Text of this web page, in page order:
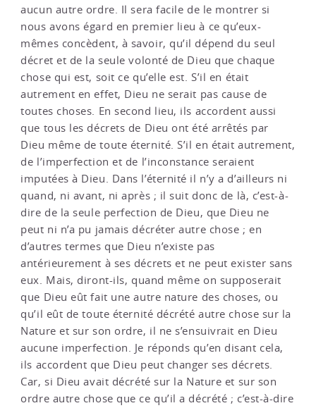
aucun autre ordre. Il sera facile de le montrer si
nous avons égard en premier lieu à ce qu’eux-
mêmes concèdent, à savoir, qu’il dépend du seul
décret et de la seule volonté de Dieu que chaque
chose qui est, soit ce qu’elle est. S’il en était
autrement en effet, Dieu ne serait pas cause de
toutes choses. En second lieu, ils accordent aussi
que tous les décrets de Dieu ont été arrêtés par
Dieu même de toute éternité. S’il en était autrement,
de l’imperfection et de l’inconstance seraient
imputées à Dieu. Dans l’éternité il n’y a d’ailleurs ni
quand, ni avant, ni après ; il suit donc de là, c’est-à-
dire de la seule perfection de Dieu, que Dieu ne
peut ni n’a pu jamais décréter autre chose ; en
d’autres termes que Dieu n’existe pas
antérieurement à ses décrets et ne peut exister sans
eux. Mais, diront-ils, quand même on supposerait
que Dieu eût fait une autre nature des choses, ou
qu’il eût de toute éternité décrété autre chose sur la
Nature et sur son ordre, il ne s’ensuivrait en Dieu
aucune imperfection. Je réponds qu’en disant cela,
ils accordent que Dieu peut changer ses décrets.
Car, si Dieu avait décrété sur la Nature et sur son
ordre autre chose que ce qu’il a décrété ; c’est-à-dire